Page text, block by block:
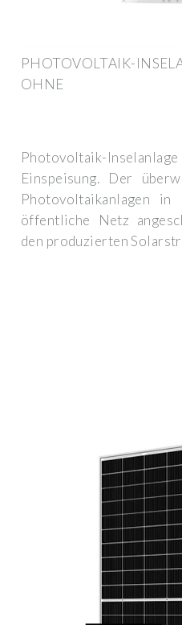
PHOTOVOLTAIK-
OHNE
Photovoltaik-
Einspeisung. Der
Photovoltaikanlagen
öffentliche Netz
den produzierten